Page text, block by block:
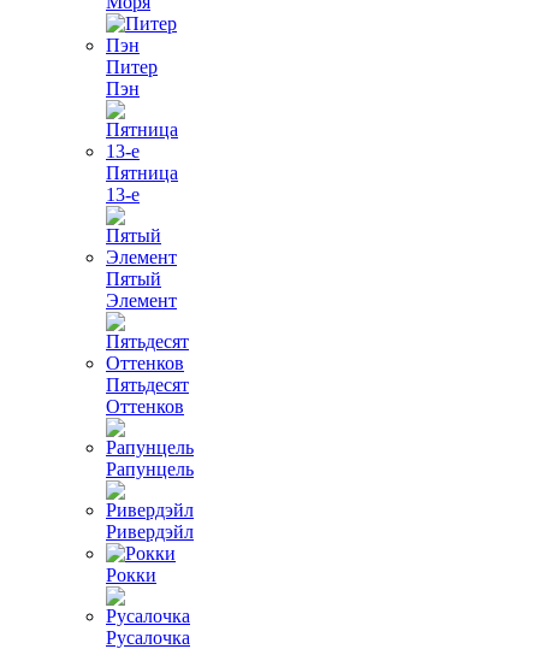
Питер
Пэн
Пятница
13-е
Пятый
Элемент
Пятьдесят
Оттенков
Рапунцель
Ривердэйл
Рокки
Русалочка